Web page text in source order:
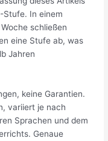
Stufe. In einem
schließen
eine Stufe ab, was
Jahren
keine Garantien.
variiert je nach
Sprachen und dem
Genaue